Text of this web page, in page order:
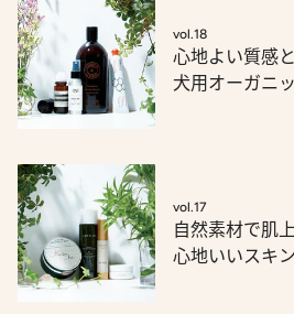
vol.18
心地よい質感
犬用オーガニ
vol.17
自然素材で肌
心地いいスキ